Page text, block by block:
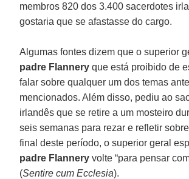
membros 820 dos 3.400 sacerdotes
gostaria que se afastasse do cargo.
Algumas fontes dizem que o superior
padre Flannery que está proibido de
falar sobre qualquer um dos temas
mencionados. Além disso, pediu ao
irlandês que se retire a um mosteiro
seis semanas para rezar e refletir
final deste período, o superior geral
padre Flannery volte “para pensar
(Sentire cum Ecclesia).